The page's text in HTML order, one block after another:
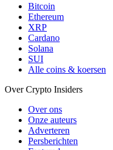
Bitcoin
Ethereum
XRP
Cardano
Solana
SUI
Alle coins & koersen
Over Crypto Insiders
Over ons
Onze auteurs
Adverteren
Persberichten